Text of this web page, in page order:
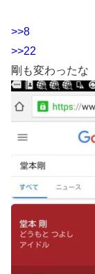
>>8
>>22
剛も変わったな